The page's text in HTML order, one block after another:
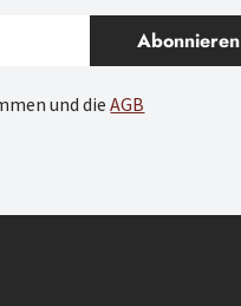
Abonnieren
und dieAGB